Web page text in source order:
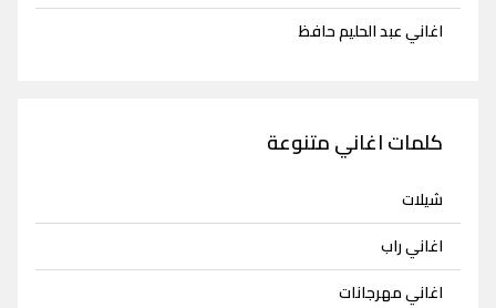
اغاني عبد الحليم حافظ
كلمات اغاني متنوعة
شيلات
اغاني راب
اغاني مهرجانات